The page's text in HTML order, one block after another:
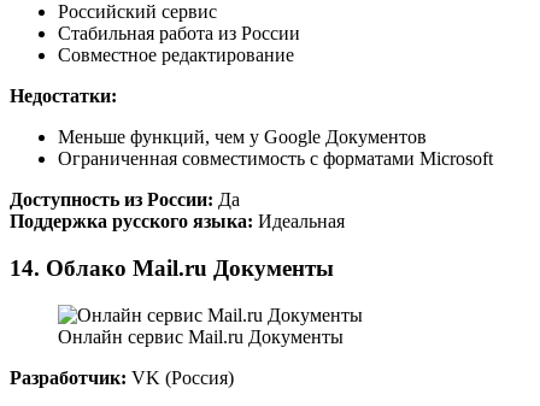
Российский сервис
Стабильная работа из России
Совместное редактирование
Недостатки:
Меньше функций, чем у Google Документов
Ограниченная совместимость с форматами Microsoft
Доступность из России: Да
Поддержка русского языка: Идеальная
14. Облако Mail.ru Документы
Онлайн сервис Mail.ru Документы
Разработчик: VK (Россия)